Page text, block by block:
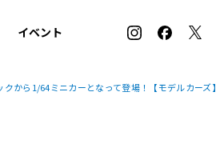
アルピナ
タイヤ＆ホイール バイヤーズガイド
イベント
ル・ボラン カーズ・ミート2026横浜
から1/64ミニカーとなって登場！【モデルカーズ】